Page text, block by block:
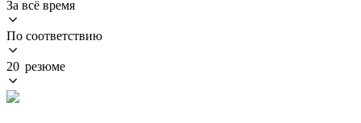
За всё время
По соответствию
20 резюме